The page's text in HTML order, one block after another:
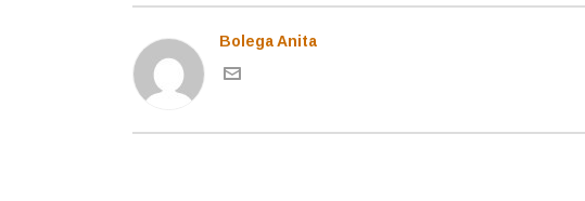
Bolega Anita